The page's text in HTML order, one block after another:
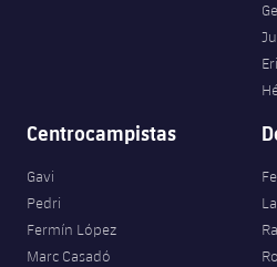
Centrocampistas
Gavi
Pedri
Fermín López
Marc Casadó